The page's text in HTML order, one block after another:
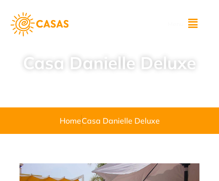
Casa Danielle Deluxe
HomeCasa Danielle Deluxe